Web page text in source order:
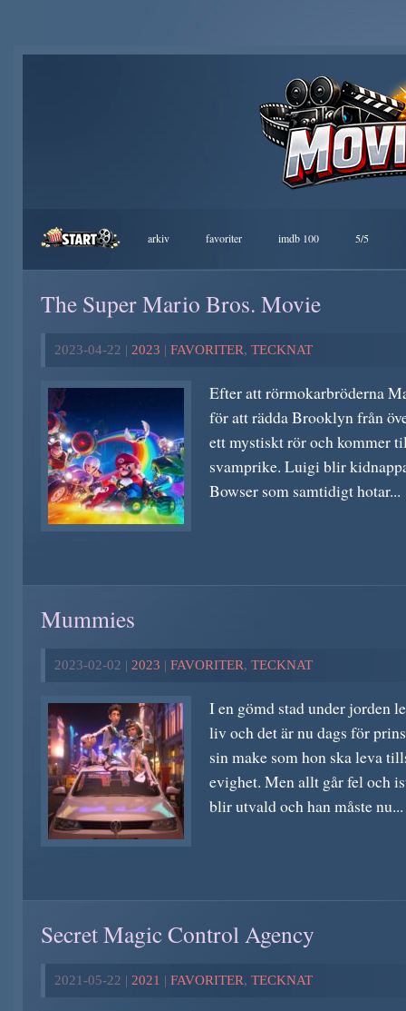
arkiv favoriter imdb 100 5/5
The Super Mario Bros. Movie
2023-04-22 | 2023 | FAVORITER, TECKNAT
Efter att rörmokarbröderna
för att rädda Brooklyn från
ett mystiskt rör och kommer
svamprike. Luigi blir
Bowser som samtidigt hotar...
Mummies
2023-02-02 | 2023 | FAVORITER, TECKNAT
I en gömd stad under jorden
liv och det är nu dags för
sin make som hon ska leva
evighet. Men allt går fel och
blir utvald och han måste nu...
Secret Magic Control Agency
2021-05-22 | 2021 | FAVORITER, TECKNAT